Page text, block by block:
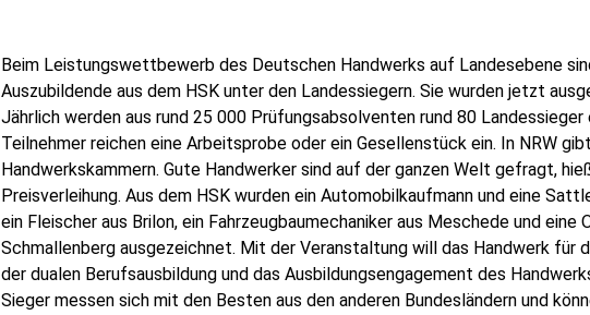
Beim Leistungswettbewerb des Deutschen Handwerks auf Landesebene
Auszubildende aus dem HSK unter den Landessiegern. Sie wurden jetzt
Jährlich werden aus rund 25 000 Prüfungsabsolventen rund 80
Teilnehmer reichen eine Arbeitsprobe oder ein Gesellenstück ein. In NRW
Handwerkskammern. Gute Handwerker sind auf der ganzen Welt gefragt,
Preisverleihung. Aus dem HSK wurden ein Automobilkaufmann und eine
ein Fleischer aus Brilon, ein Fahrzeugbaumechaniker aus Meschede und eine
Schmallenberg ausgezeichnet. Mit der Veranstaltung will das Handwerk für
der dualen Berufsausbildung und das Ausbildungsengagement des
Sieger messen sich mit den Besten aus den anderen Bundesländern und